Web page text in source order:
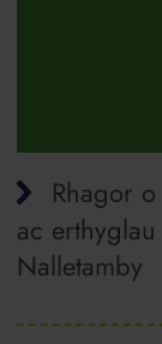
Rhagor
ac
Nalletamby